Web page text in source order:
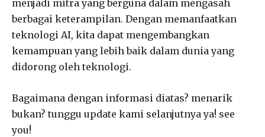
menjadi mitra yang berguna dalam mengasah
berbagai keterampilan. Dengan memanfaatkan
teknologi AI, kita dapat mengembangkan
kemampuan yang lebih baik dalam dunia yang
didorong oleh teknologi.
Bagaimana dengan informasi diatas? menarik
bukan? tunggu update kami selanjutnya ya! see
you!